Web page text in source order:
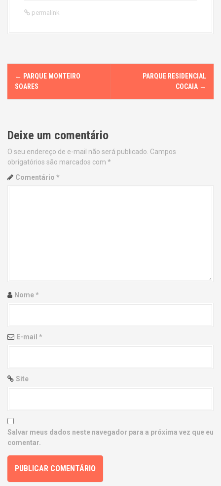
permalink
P
t
n
a
o
← PARQUE MONTEIRO
SOARES
PARQUE RESIDENCIAL
COCAIA →
Deixe um comentário
O seu endereço de e-mail não será publicado. Campos
obrigatórios são marcados com *
Comentário *
Nome*
E-mail *
Site
Salvar meus dados neste navegador para a próxima vez que eu
comentar.